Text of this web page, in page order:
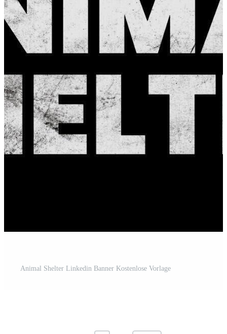
Animal Shelter Linkedin Banner Kostenlose Vorlage